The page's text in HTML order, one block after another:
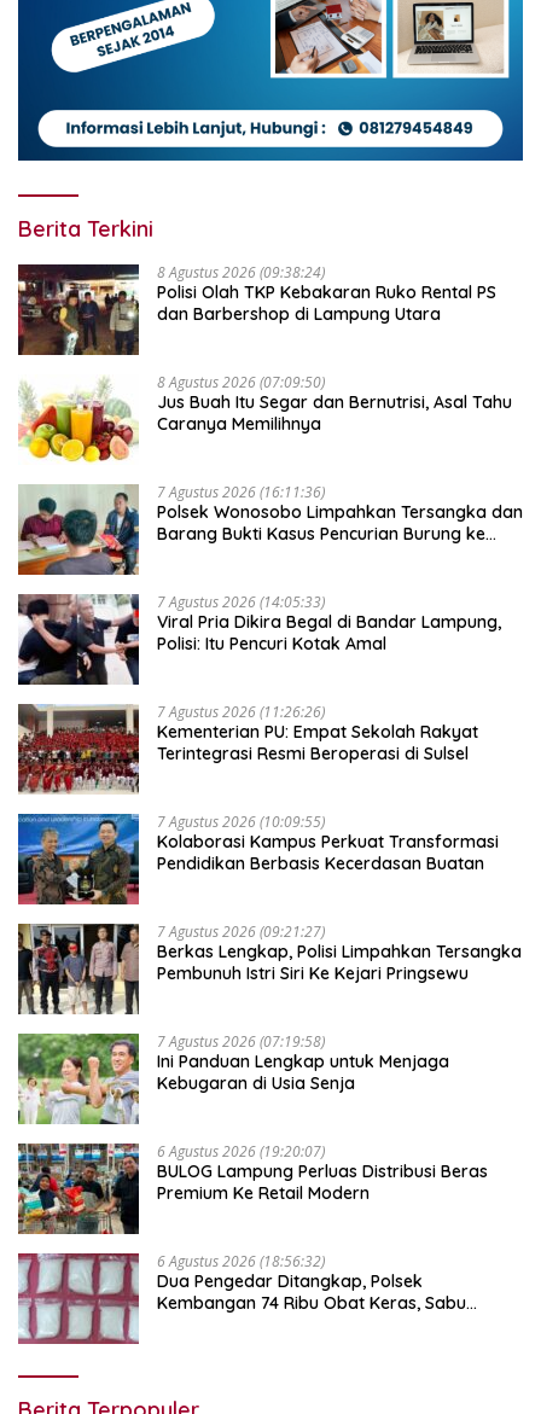
Berita Terkini
8 Agustus 2026 (09:38:24)
Polisi Olah TKP Kebakaran Ruko Rental PS
dan Barbershop di Lampung Utara
8 Agustus 2026 (07:09:50)
Jus Buah Itu Segar dan Bernutrisi, Asal Tahu
Caranya Memilihnya
7 Agustus 2026 (16:11:36)
Polsek Wonosobo Limpahkan Tersangka dan
Barang Bukti Kasus Pencurian Burung ke
7 Agustus 2026 (14:05:33)
Viral Pria Dikira Begal di Bandar Lampung,
Polisi: Itu Pencuri Kotak Amal
7 Agustus 2026 (11:26:26)
Kementerian PU: Empat Sekolah Rakyat
Terintegrasi Resmi Beroperasi di Sulsel
7 Agustus 2026 (10:09:55)
Kolaborasi Kampus Perkuat Transformasi
Pendidikan Berbasis Kecerdasan Buatan
7 Agustus 2026 (09:21:27)
Berkas Lengkap, Polisi Limpahkan Tersangka
Pembunuh Istri Siri Ke Kejari Pringsewu
7 Agustus 2026 (07:19:58)
Ini Panduan Lengkap untuk Menjaga
Kebugaran di Usia Senja
6 Agustus 2026 (19:20:07)
BULOG Lampung Perluas Distribusi Beras
Premium Ke Retail Modern
6 Agustus 2026 (18:56:32)
Dua Pengedar Ditangkap, Polsek
Kembangan 74 Ribu Obat Keras, Sabu